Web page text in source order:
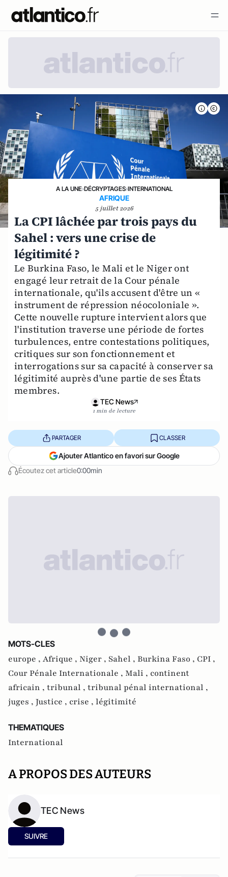
A LA UNE›DÉCRYPTAGES›INTERNATIONAL
AFRIQUE
5 juillet 2026
La CPI lâchée par trois pays du
Sahel : vers une crise de
légitimité ?
Le Burkina Faso, le Mali et le Niger ont
engagé leur retrait de la Cour pénale
internationale, qu'ils accusent d'être un «
instrument de répression néocoloniale ».
Cette nouvelle rupture intervient alors que
l'institution traverse une période de fortes
turbulences, entre contestations politiques,
critiques sur son fonctionnement et
interrogations sur sa capacité à conserver sa
légitimité auprès d'une partie de ses États
membres.
TEC News
1 min de lecture
Écoutez cet article0:00min
PARTAGER CLASSER
Ajouter Atlantico en favori sur Google
MOTS-CLES
europe , Afrique , Niger , Sahel , Burkina Faso , CPI ,
Cour Pénale Internationale , Mali , continent
africain , tribunal , tribunal pénal international ,
juges , Justice , crise , légitimité
THEMATIQUES
International
A PROPOS DES AUTEURS
TEC News
SUIVRE